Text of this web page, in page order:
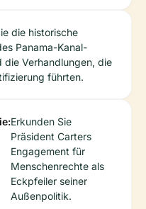
die historische
Panama-Kanal-
die Verhandlungen, die
führten.
Erkunden Sie
Präsident Carters
Engagement für
Menschenrechte als
Eckpfeiler seiner
Außenpolitik.